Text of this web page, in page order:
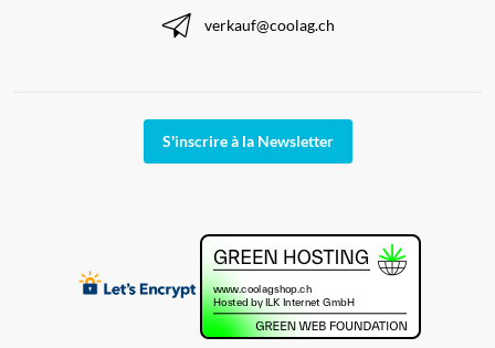
verkauf@coolag.ch
S'inscrire à la Newsletter